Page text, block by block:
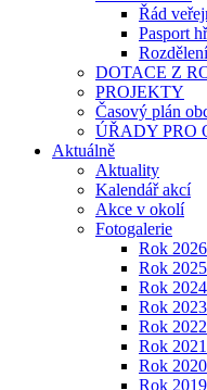
Řád
Pasport
DOTACE Z
PROJEKTY
Časový plán
ÚŘADY PRO
Aktuálně
Aktuality
Kalendář akcí
Akce v okolí
Fotogalerie
Rok 2026
Rok 2025
Rok 2024
Rok 2023
Rok 2022
Rok 2021
Rok 2020
Rok 2019